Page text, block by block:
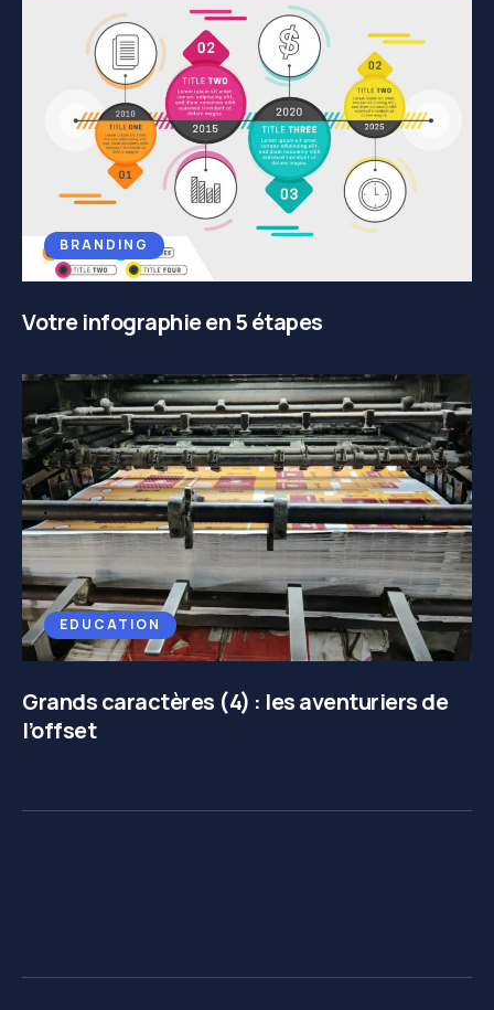
BRANDING
Votre infographie en 5 étapes
EDUCATION
Grands caractères (4) : les aventuriers de
l’offset